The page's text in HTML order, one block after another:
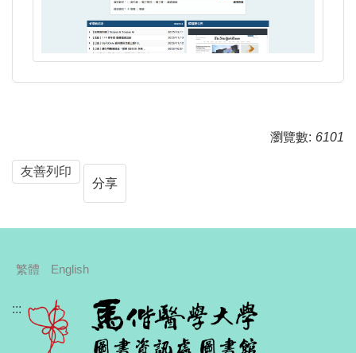
瀏覽數: 6101
友善列印
分享
繁體 English
:::